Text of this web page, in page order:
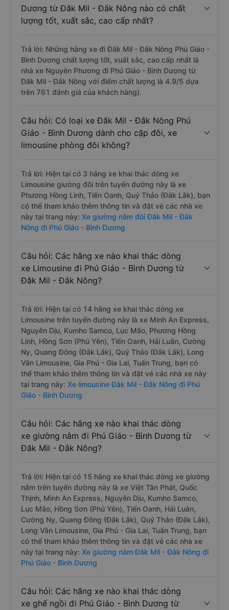
Dương từ Đăk Mil - Đắk Nông nào có chất
lượng tốt, xuất sắc, cao cấp nhất?
Trả lời: Những hãng xe đi Đăk Mil - Đắk Nông Phú Giáo -
Bình Dương chất lượng tốt, xuất sắc, cao cấp nhất là
nhà xe Nguyên Phương đi Phú Giáo - Bình Dương từ
Đăk Mil - Đắk Nông với điểm chất lượng là 4.9/5 dựa
trên 761 đánh giá của khách hàng).
Câu hỏi: Có loại xe Đăk Mil - Đắk Nông Phú
Giáo - Bình Dương dành cho cặp đôi, xe
limousine phòng đôi không?
Trả lời: Hiện tại có 3 hãng xe khai thác dòng xe
Limousine giường đôi trên tuyến đường này là xe
Phương Hồng Linh, Tiến Oanh, Quý Thảo (Đắk Lắk), bạn
có thể tham khảo thêm thông tin và đặt vé các nhà xe
này tại trang này: Xe giường nằm đôi Đăk Mil - Đắk
Nông đi Phú Giáo - Bình Dương
Câu hỏi: Các hãng xe nào khai thác dòng
xe Limousine đi Phú Giáo - Bình Dương từ
Đăk Mil - Đắk Nông?
Trả lời: Hiện tại có 14 hãng xe khai thác dòng xe
Limousine trên tuyến đường này là xe Minh An Express,
Nguyên Dịu, Kumho Samco, Lục Mão, Phương Hồng
Linh, Hồng Sơn (Phú Yên), Tiến Oanh, Hải Luân, Cường
Ny, Quang Đông (Đắk Lắk), Quý Thảo (Đắk Lắk), Long
Vân Limousine, Gia Phú - Gia Lai, Tuấn Trung, bạn có
thể tham khảo thêm thông tin và đặt vé các nhà xe này
tại trang này: Xe limousine Đăk Mil - Đắk Nông đi Phú
Giáo - Bình Dương
Câu hỏi: Các hãng xe nào khai thác dòng
xe giường nằm đi Phú Giáo - Bình Dương từ
Đăk Mil - Đắk Nông?
Trả lời: Hiện tại có 15 hãng xe khai thác dòng xe giường
nằm trên tuyến đường này là xe Việt Tân Phát, Quốc
Thịnh, Minh An Express, Nguyên Dịu, Kumho Samco,
Lục Mão, Hồng Sơn (Phú Yên), Tiến Oanh, Hải Luân,
Cường Ny, Quang Đông (Đắk Lắk), Quý Thảo (Đắk Lắk),
Long Vân Limousine, Gia Phú - Gia Lai, Tuấn Trung, bạn
có thể tham khảo thêm thông tin và đặt vé các nhà xe
này tại trang này: Xe giường nằm Đăk Mil - Đắk Nông đi
Phú Giáo - Bình Dương
Câu hỏi: Các hãng xe nào khai thác dòng
xe ghế ngồi đi Phú Giáo - Bình Dương từ